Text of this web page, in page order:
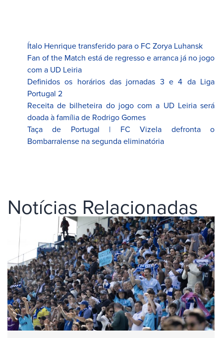
Ítalo Henrique transferido para o FC Zorya Luhansk
Fan of the Match está de regresso e arranca já no jogo
com a UD Leiria
Definidos os horários das jornadas 3 e 4 da Liga
Portugal 2
Receita de bilheteira do jogo com a UD Leiria será
doada à família de Rodrigo Gomes
Taça de Portugal | FC Vizela defronta o
Bombarralense na segunda eliminatória
Notícias Relacionadas